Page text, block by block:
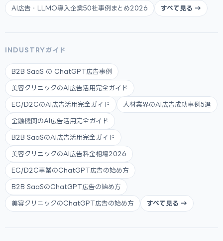
AI広告・LLMO導入企業50社事例まとめ2026 すべて見る →
INDUSTRYガイド
B2B SaaS の ChatGPT広告事例
美容クリニックのAI広告活用完全ガイド
EC/D2CのAI広告活用完全ガイド 人材業界のAI広告成功事例5選
金融機関のAI広告活用完全ガイド
B2B SaaSのAI広告活用完全ガイド
美容クリニックのAI広告料金相場2026
EC/D2C事業のChatGPT広告の始め方
B2B SaaSのChatGPT広告の始め方
美容クリニックのChatGPT広告の始め方 すべて見る →